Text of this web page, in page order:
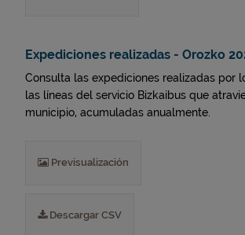
Expediciones realizadas - Orozko
Consulta las expediciones realizadas por
las líneas del servicio Bizkaibus que
municipio, acumuladas anualmente.
Previsualización
Descargar CSV